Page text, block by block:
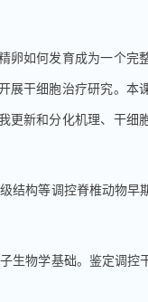
如何发育成为一个完
展干细胞治疗研究。本
更新和分化机理、干细
构等调控脊椎动物早
物学基础。鉴定调控